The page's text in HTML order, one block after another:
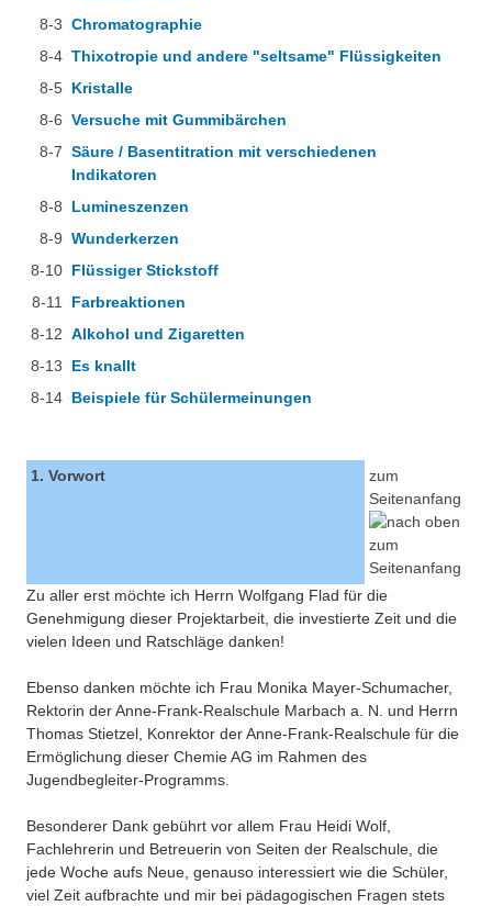
8-3 Chromatographie
8-4 Thixotropie und andere "seltsame" Flüssigkeiten
8-5 Kristalle
8-6 Versuche mit Gummibärchen
8-7 Säure / Basentitration mit verschiedenen
Indikatoren
8-8
Lumineszenzen
8-9 Wunderkerzen
8-10 Flüssiger Stickstoff
8-11
Farbreaktionen
8-12 Alkohol und Zigaretten
8-13
Es knallt
8-14 Beispiele für Schülermeinungen
1. Vorwort
zum
Seitenanfang
Zu aller erst möchte ich Herrn Wolfgang Flad für die
Genehmigung dieser Projektarbeit, die investierte Zeit und die
vielen Ideen und Ratschläge danken!
Ebenso danken möchte ich Frau Monika Mayer-Schumacher,
Rektorin der Anne-Frank-Realschule Marbach a. N. und Herrn
Thomas Stietzel, Konrektor der Anne-Frank-Realschule für die
Ermöglichung dieser Chemie AG im Rahmen des
Jugendbegleiter-Programms.
Besonderer Dank gebührt vor allem Frau Heidi Wolf,
Fachlehrerin und Betreuerin von Seiten der Realschule, die
jede Woche aufs Neue, genauso interessiert wie die Schüler,
viel Zeit aufbrachte und mir bei pädagogischen Fragen stets